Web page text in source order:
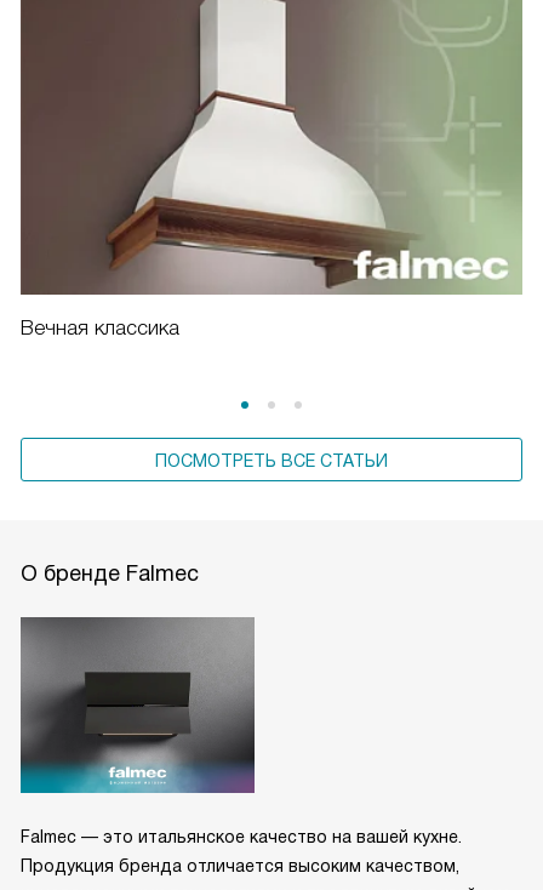
Вечная классика
ПОСМОТРЕТЬ ВСЕ СТАТЬИ
О бренде Falmec
Falmec — это итальянское качество на вашей кухне.
Продукция бренда отличается высоким качеством,